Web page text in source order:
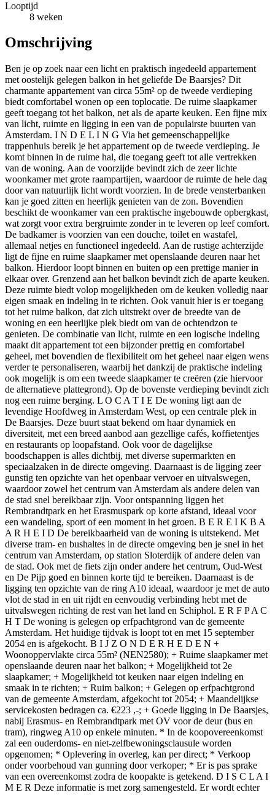
Looptijd
8 weken
Omschrijving
Ben je op zoek naar een licht en praktisch ingedeeld appartement
met oostelijk gelegen balkon in het geliefde De Baarsjes? Dit
charmante appartement van circa 55m² op de tweede verdieping
biedt comfortabel wonen op een toplocatie. De ruime slaapkamer
geeft toegang tot het balkon, net als de aparte keuken. Een fijne mix
van licht, ruimte en ligging in een van de populairste buurten van
Amsterdam. I N D E L I N G Via het gemeenschappelijke
trappenhuis bereik je het appartement op de tweede verdieping. Je
komt binnen in de ruime hal, die toegang geeft tot alle vertrekken
van de woning. Aan de voorzijde bevindt zich de zeer lichte
woonkamer met grote raampartijen, waardoor de ruimte de hele dag
door van natuurlijk licht wordt voorzien. In de brede vensterbanken
kan je goed zitten en heerlijk genieten van de zon. Bovendien
beschikt de woonkamer van een praktische ingebouwde opbergkast,
wat zorgt voor extra bergruimte zonder in te leveren op leef comfort.
De badkamer is voorzien van een douche, toilet en wastafel,
allemaal netjes en functioneel ingedeeld. Aan de rustige achterzijde
ligt de fijne en ruime slaapkamer met openslaande deuren naar het
balkon. Hierdoor loopt binnen en buiten op een prettige manier in
elkaar over. Grenzend aan het balkon bevindt zich de aparte keuken.
Deze ruimte biedt volop mogelijkheden om de keuken volledig naar
eigen smaak en indeling in te richten. Ook vanuit hier is er toegang
tot het ruime balkon, dat zich uitstrekt over de breedte van de
woning en een heerlijke plek biedt om van de ochtendzon te
genieten. De combinatie van licht, ruimte en een logische indeling
maakt dit appartement tot een bijzonder prettig en comfortabel
geheel, met bovendien de flexibiliteit om het geheel naar eigen wens
verder te personaliseren, waarbij het dankzij de praktische indeling
ook mogelijk is om een tweede slaapkamer te creëren (zie hiervoor
de alternatieve plattegrond). Op de bovenste verdieping bevindt zich
nog een ruime berging. L O C A T I E De woning ligt aan de
levendige Hoofdweg in Amsterdam West, op een centrale plek in
De Baarsjes. Deze buurt staat bekend om haar dynamiek en
diversiteit, met een breed aanbod aan gezellige cafés, koffietentjes
en restaurants op loopafstand. Ook voor de dagelijkse
boodschappen is alles dichtbij, met diverse supermarkten en
speciaalzaken in de directe omgeving. Daarnaast is de ligging zeer
gunstig ten opzichte van het openbaar vervoer en uitvalswegen,
waardoor zowel het centrum van Amsterdam als andere delen van
de stad snel bereikbaar zijn. Voor ontspanning liggen het
Rembrandtpark en het Erasmuspark op korte afstand, ideaal voor
een wandeling, sport of een moment in het groen. B E R E I K B A
A R H E I D De bereikbaarheid van de woning is uitstekend. Met
diverse tram- en bushaltes in de directe omgeving ben je snel in het
centrum van Amsterdam, op station Sloterdijk of andere delen van
de stad. Ook met de fiets zijn onder andere het centrum, Oud-West
en De Pijp goed en binnen korte tijd te bereiken. Daarnaast is de
ligging ten opzichte van de ring A10 ideaal, waardoor je met de auto
vlot de stad in en uit rijdt en eenvoudig verbinding hebt met de
uitvalswegen richting de rest van het land en Schiphol. E R F P A C
H T De woning is gelegen op erfpachtgrond van de gemeente
Amsterdam. Het huidige tijdvak is loopt tot en met 15 september
2054 en is afgekocht. B I J Z O N D E R H E D E N +
Woonoppervlakte circa 55m² (NEN2580); + Ruime slaapkamer met
openslaande deuren naar het balkon; + Mogelijkheid tot 2e
slaapkamer; + Mogelijkheid tot keuken naar eigen indeling en
smaak in te richten; + Ruim balkon; + Gelegen op erfpachtgrond
van de gemeente Amsterdam, afgekocht tot 2054; + Maandelijkse
servicekosten bedragen ca. €223 ,-; + Goede ligging in De Baarsjes,
nabij Erasmus- en Rembrandtpark met OV voor de deur (bus en
tram), ringweg A10 op enkele minuten. * In de koopovereenkomst
zal een ouderdoms- en niet-zelfbewoningsclausule worden
opgenomen; * Oplevering in overleg, kan per direct; * Verkoop
onder voorbehoud van gunning door verkoper; * Er is pas sprake
van een overeenkomst zodra de koopakte is getekend. D I S C L A I
M E R Deze informatie is met zorg samengesteld. Er wordt echter